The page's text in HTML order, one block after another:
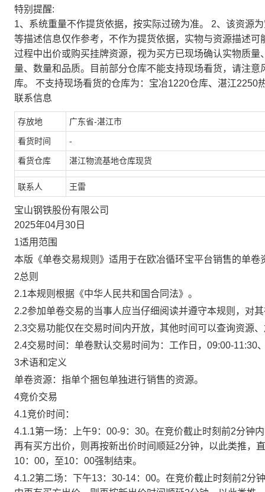
特别提醒:
1、系统重量不作提货依据，按实际过磅为准。 2、该资源
等描述信息仅作参考，不作为提货依据，实物与资源描述
过程中出价或购买挂牌资源，视为买方已现场确认实物质
量、数量和品质。目前部分仓库不能支持现场看货，请注
库。 不支持现场看货的仓库为：宝冶1220仓库、湛江2250
联系信息
存放地 广东省-湛江市
看货时间 -
看货仓库 湛江物流基地仓库现货
联系人 王雷
宝山钢铁股份有限公司
2025年04月30日
1适用范围
本版《单卷交易规则》适用于在欧冶循环宝平台销售的单卷
2总则
2.1本规则根据《中华人民共和国合同法》。
2.2参加单卷交易的当事人应当仔细阅读并遵守本规则，对
2.3交易功能仅在交易时间内开放，其他时间可以查询资源
2.4交易时间：单卷默认交易时间为：工作日，09:00-11:30
3术语和定义
单卷资源：指单个捆包单独进行销售的资源。
4竞价交易
4.1竞价时间：
4.1.1第一场：上午9：00-9：30。在竞价截止时刻前2分钟
再有买方出价，则再按新出价时间顺延2分钟，以此类推，
10：00，至10：00强制结束。
4.1.2第二场：下午13：30-14：00。在竞价截止时刻前2分